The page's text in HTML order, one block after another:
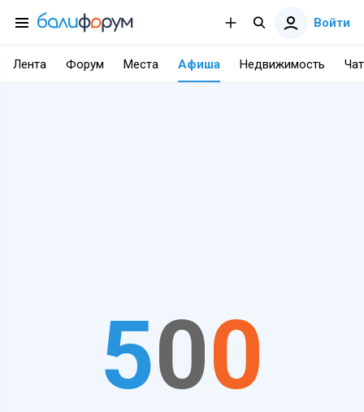
Войти
Лента Форум Места Афиша Недвижимость Чат
500